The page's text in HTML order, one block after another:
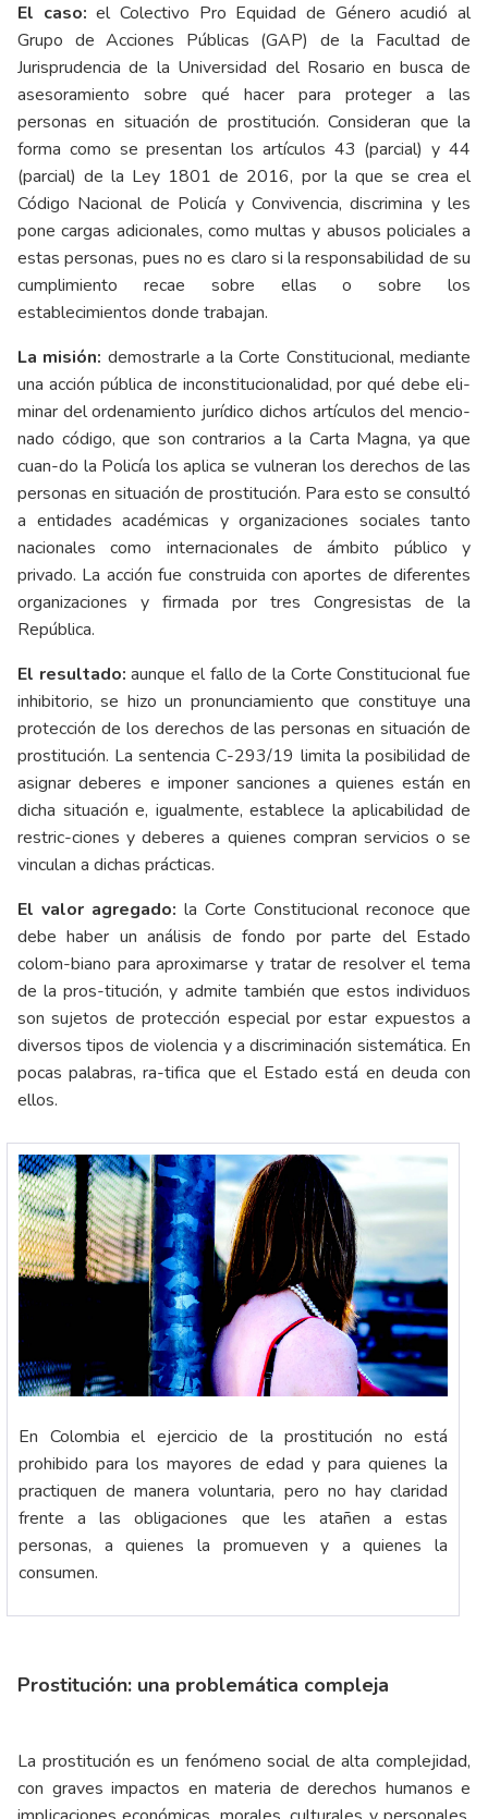
El caso: el Colectivo Pro Equidad de Género acudió al
Grupo de Acciones Públicas (GAP) de la Facultad de
Jurisprudencia de la Universidad del Rosario en busca de
asesoramiento sobre qué hacer para proteger a las
personas en situación de prostitución. Consideran que la
forma como se presentan los artículos 43 (parcial) y 44
(parcial) de la Ley 1801 de 2016, por la que se crea el
Código Nacional de Policía y Convivencia, discrimina y les
pone cargas adicionales, como multas y abusos policiales a
estas personas, pues no es claro si la responsabilidad de su
cumplimiento recae sobre ellas o sobre los
establecimientos donde trabajan.
La misión: demostrarle a la Corte Constitucional, mediante
una acción pública de inconstitucionalidad, por qué debe eli-
minar del ordenamiento jurídico dichos artículos del mencio-
nado código, que son contrarios a la Carta Magna, ya que
cuan-do la Policía los aplica se vulneran los derechos de las
personas en situación de prostitución. Para esto se consultó
a entidades académicas y organizaciones sociales tanto
nacionales como internacionales de ámbito público y
privado. La acción fue construida con aportes de diferentes
organizaciones y firmada por tres Congresistas de la
República.
El resultado: aunque el fallo de la Corte Constitucional fue
inhibitorio, se hizo un pronunciamiento que constituye una
protección de los derechos de las personas en situación de
prostitución. La sentencia C-293/19 limita la posibilidad de
asignar deberes e imponer sanciones a quienes están en
dicha situación e, igualmente, establece la aplicabilidad de
restric-ciones y deberes a quienes compran servicios o se
vinculan a dichas prácticas.
El valor agregado: la Corte Constitucional reconoce que
debe haber un análisis de fondo por parte del Estado
colom-biano para aproximarse y tratar de resolver el tema
de la pros-titución, y admite también que estos individuos
son sujetos de protección especial por estar expuestos a
diversos tipos de violencia y a discriminación sistemática. En
pocas palabras, ra-tifica que el Estado está en deuda con
ellos.
En Colombia el ejercicio de la prostitución no está
prohibido para los mayores de edad y para quienes la
practiquen de manera voluntaria, pero no hay claridad
frente a las obligaciones que les atañen a estas
personas, a quienes la promueven y a quienes la
consumen.
Prostitución: una problemática compleja
La prostitución es un fenómeno social de alta complejidad,
con graves impactos en materia de derechos humanos e